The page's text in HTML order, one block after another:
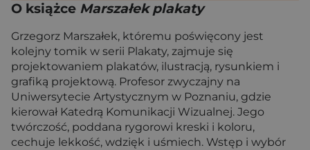
O książce Marszałek plakaty
Grzegorz Marszałek, któremu poświęcony jest
kolejny tomik w serii Plakaty, zajmuje się
projektowaniem plakatów, ilustracją, rysunkiem i
grafiką projektową. Profesor zwyczajny na
Uniwersytecie Artystycznym w Poznaniu, gdzie
kierował Katedrą Komunikacji Wizualnej. Jego
twórczość, poddana rygorowi kreski i koloru,
cechuje lekkość, wdzięk i uśmiech. Wstęp i wybór